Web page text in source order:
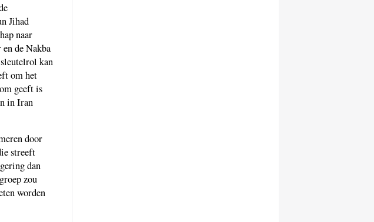
Jihad
naar
de Nakba
kan
om het
geeft is
in Iran
door
streeft
dan
zou
worden